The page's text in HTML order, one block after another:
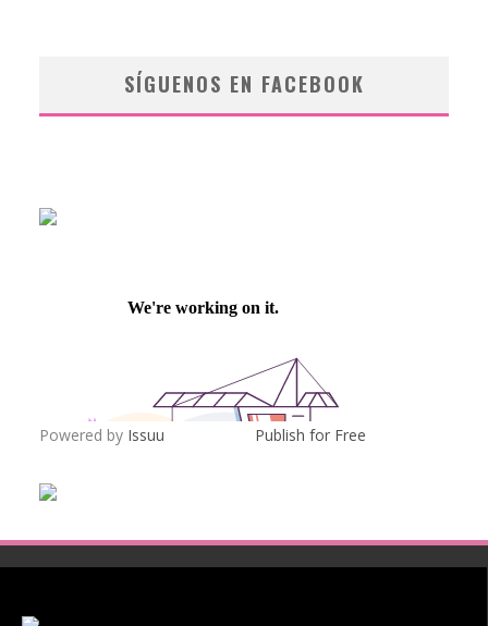
SÍGUENOS EN FACEBOOK
Powered by Issuu Publish for Free